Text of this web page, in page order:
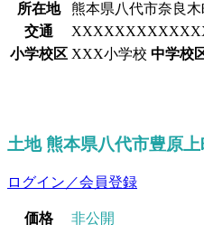
所在地
熊本県八代市奈良木
交通
小学校区 XXX小学校 中学校
土地 熊本県八代市豊原
ログイン／会員登録
価格
非公開